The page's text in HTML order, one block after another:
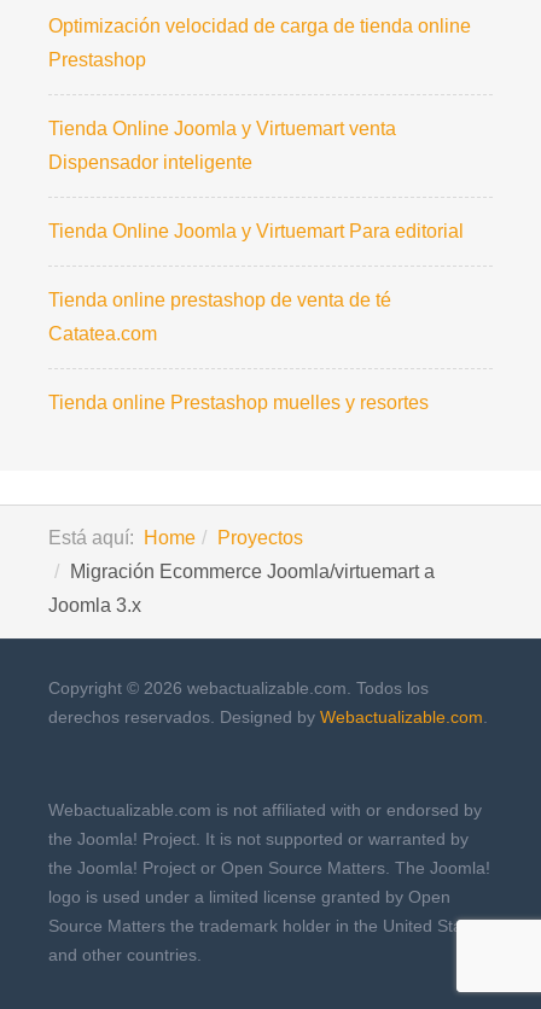
Optimización velocidad de carga de tienda online
Prestashop
Tienda Online Joomla y Virtuemart venta
Dispensador inteligente
Tienda Online Joomla y Virtuemart Para editorial
Tienda online prestashop de venta de té
Catatea.com
Tienda online Prestashop muelles y resortes
Está aquí: Home
Proyectos
Migración Ecommerce Joomla/virtuemart a
Joomla 3.x
Copyright © 2026 webactualizable.com. Todos los
derechos reservados. Designed by Webactualizable.com
Webactualizable.com is not affiliated with or endorsed by
the Joomla! Project. It is not supported or warranted by
the Joomla! Project or Open Source Matters. The Joomla!
logo is used under a limited license granted by Open
Source Matters the trademark holder in the United States
and other countries.